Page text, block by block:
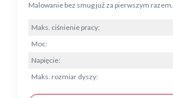
Malowanie bez smug już za pierwszym razem.
Maks. ciśnienie pracy:
Moc:
Napięcie:
Maks. rozmiar dyszy: